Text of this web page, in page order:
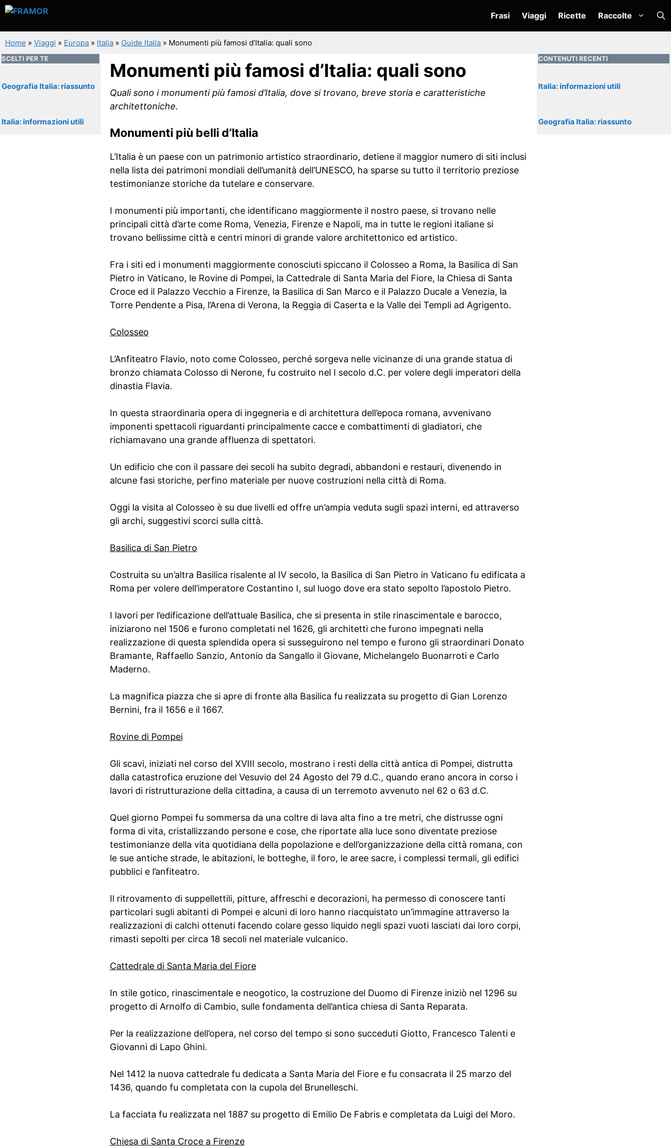
Vai
contenuto
Frasi Viaggi Ricette Raccolte
Home » Viaggi » Europa » Italia » Guide Italia » Monumenti più famosi d’Italia: quali sono
Monumenti più famosi d’Italia: quali sono
Quali sono i monumenti più famosi d’Italia, dove si trovano, breve storia e caratteristiche
architettoniche.
Monumenti più belli d’Italia
L’Italia è un paese con un patrimonio artistico straordinario, detiene il maggior numero di siti inclusi
nella lista dei patrimoni mondiali dell’umanità dell’UNESCO, ha sparse su tutto il territorio preziose
testimonianze storiche da tutelare e conservare.
I monumenti più importanti, che identificano maggiormente il nostro paese, si trovano nelle
principali città d’arte come Roma, Venezia, Firenze e Napoli, ma in tutte le regioni italiane si
trovano bellissime città e centri minori di grande valore architettonico ed artistico.
Fra i siti ed i monumenti maggiormente conosciuti spiccano il Colosseo a Roma, la Basilica di San
Pietro in Vaticano, le Rovine di Pompei, la Cattedrale di Santa Maria del Fiore, la Chiesa di Santa
Croce ed il Palazzo Vecchio a Firenze, la Basilica di San Marco e il Palazzo Ducale a Venezia, la
Torre Pendente a Pisa, l’Arena di Verona, la Reggia di Caserta e la Valle dei Templi ad Agrigento.
Colosseo
L’Anfiteatro Flavio, noto come Colosseo, perché sorgeva nelle vicinanze di una grande statua di
bronzo chiamata Colosso di Nerone, fu costruito nel I secolo d.C. per volere degli imperatori della
dinastia Flavia.
In questa straordinaria opera di ingegneria e di architettura dell’epoca romana, avvenivano
imponenti spettacoli riguardanti principalmente cacce e combattimenti di gladiatori, che
richiamavano una grande affluenza di spettatori.
Un edificio che con il passare dei secoli ha subito degradi, abbandoni e restauri, divenendo in
alcune fasi storiche, perfino materiale per nuove costruzioni nella città di Roma.
Oggi la visita al Colosseo è su due livelli ed offre un’ampia veduta sugli spazi interni, ed attraverso
gli archi, suggestivi scorci sulla città.
Basilica di San Pietro
Costruita su un’altra Basilica risalente al IV secolo, la Basilica di San Pietro in Vaticano fu edificata a
Roma per volere dell’imperatore Costantino I, sul luogo dove era stato sepolto l’apostolo Pietro.
I lavori per l’edificazione dell’attuale Basilica, che si presenta in stile rinascimentale e barocco,
iniziarono nel 1506 e furono completati nel 1626, gli architetti che furono impegnati nella
realizzazione di questa splendida opera si susseguirono nel tempo e furono gli straordinari Donato
Bramante, Raffaello Sanzio, Antonio da Sangallo il Giovane, Michelangelo Buonarroti e Carlo
Maderno.
La magnifica piazza che si apre di fronte alla Basilica fu realizzata su progetto di Gian Lorenzo
Bernini, fra il 1656 e il 1667.
Rovine di Pompei
Gli scavi, iniziati nel corso del XVIII secolo, mostrano i resti della città antica di Pompei, distrutta
dalla catastrofica eruzione del Vesuvio del 24 Agosto del 79 d.C., quando erano ancora in corso i
lavori di ristrutturazione della cittadina, a causa di un terremoto avvenuto nel 62 o 63 d.C.
Quel giorno Pompei fu sommersa da una coltre di lava alta fino a tre metri, che distrusse ogni
forma di vita, cristallizzando persone e cose, che riportate alla luce sono diventate preziose
testimonianze della vita quotidiana della popolazione e dell’organizzazione della città romana, con
le sue antiche strade, le abitazioni, le botteghe, il foro, le aree sacre, i complessi termali, gli edifici
pubblici e l’anfiteatro.
Il ritrovamento di suppellettili, pitture, affreschi e decorazioni, ha permesso di conoscere tanti
particolari sugli abitanti di Pompei e alcuni di loro hanno riacquistato un’immagine attraverso la
realizzazioni di calchi ottenuti facendo colare gesso liquido negli spazi vuoti lasciati dai loro corpi,
rimasti sepolti per circa 18 secoli nel materiale vulcanico.
Cattedrale di Santa Maria del Fiore
In stile gotico, rinascimentale e neogotico, la costruzione del Duomo di Firenze iniziò nel 1296 su
progetto di Arnolfo di Cambio, sulle fondamenta dell’antica chiesa di Santa Reparata.
Per la realizzazione dell’opera, nel corso del tempo si sono succeduti Giotto, Francesco Talenti e
Giovanni di Lapo Ghini.
Nel 1412 la nuova cattedrale fu dedicata a Santa Maria del Fiore e fu consacrata il 25 marzo del
1436, quando fu completata con la cupola del Brunelleschi.
La facciata fu realizzata nel 1887 su progetto di Emilio De Fabris e completata da Luigi del Moro.
Chiesa di Santa Croce a Firenze
SCELTI PER TE
Geografia Italia: riassunto
Italia: informazioni utili
CONTENUTI RECENTI
Italia: informazioni utili
Geografia Italia: riassunto